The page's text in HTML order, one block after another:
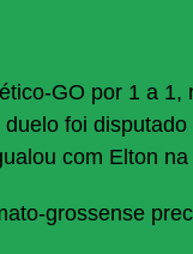
GO por 1 a
foi
com Elton
grossense